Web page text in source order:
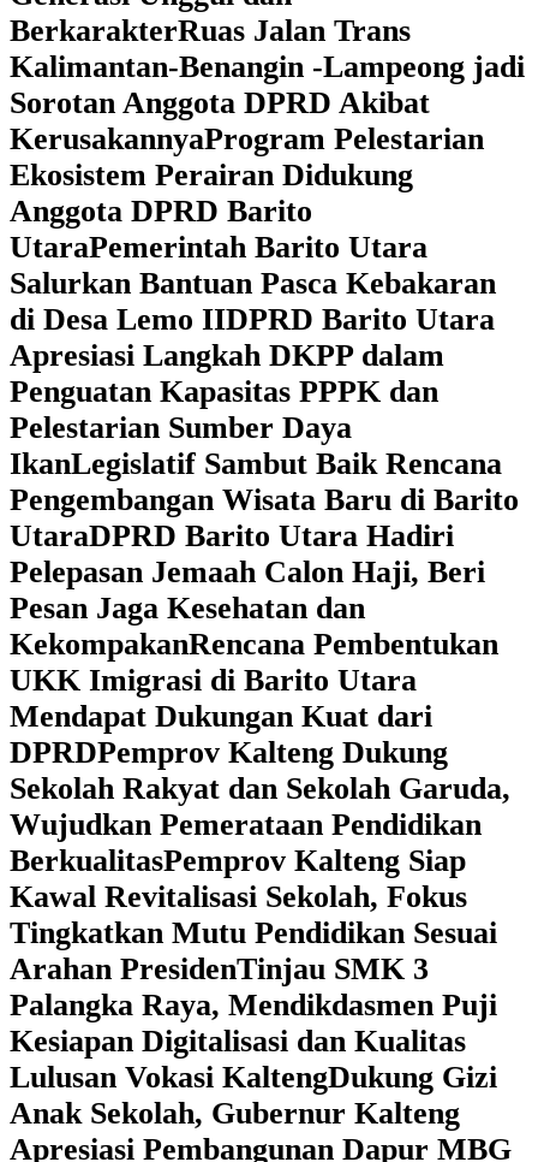
BerkarakterRuas Jalan Trans
Kalimantan-Benangin -Lampeong jadi
Sorotan Anggota DPRD Akibat
KerusakannyaProgram Pelestarian
Ekosistem Perairan Didukung
Anggota DPRD Barito
UtaraPemerintah Barito Utara
Salurkan Bantuan Pasca Kebakaran
di Desa Lemo IIDPRD Barito Utara
Apresiasi Langkah DKPP dalam
Penguatan Kapasitas PPPK dan
Pelestarian Sumber Daya
IkanLegislatif Sambut Baik Rencana
Pengembangan Wisata Baru di Barito
UtaraDPRD Barito Utara Hadiri
Pelepasan Jemaah Calon Haji, Beri
Pesan Jaga Kesehatan dan
KekompakanRencana Pembentukan
UKK Imigrasi di Barito Utara
Mendapat Dukungan Kuat dari
DPRD‎Pemprov Kalteng Dukung
Sekolah Rakyat dan Sekolah Garuda,
Wujudkan Pemerataan Pendidikan
Berkualitas‎Pemprov Kalteng Siap
Kawal Revitalisasi Sekolah, Fokus
Tingkatkan Mutu Pendidikan Sesuai
Arahan Presiden‎Tinjau SMK 3
Palangka Raya, Mendikdasmen Puji
Kesiapan Digitalisasi dan Kualitas
Lulusan Vokasi Kalteng‎Dukung Gizi
Anak Sekolah, Gubernur Kalteng
Apresiasi Pembangunan Dapur MBG